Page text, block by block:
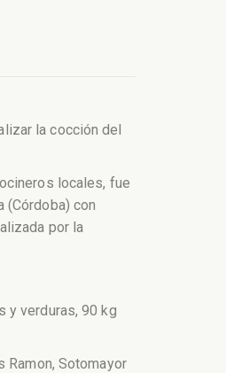
la cocción del
locales, fue
(Córdoba) con
por la
y verduras, 90 kg
Ramon, Sotomayor